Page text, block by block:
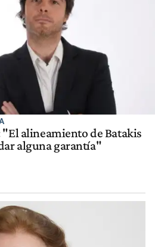
alineamiento de Batakis
alguna garantía"